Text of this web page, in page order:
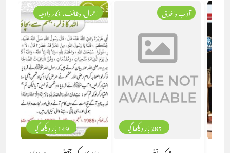
285 بار دیکھا گیا
آداب واخلاق
149 بار دیکھا گیا
اعمال، وظائف، اذکار وادعیہ